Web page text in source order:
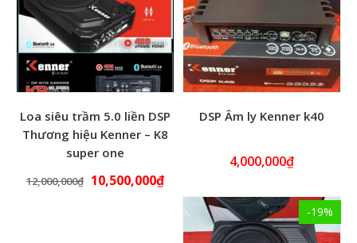
ý muốn, độ phân giải màn hình ô tô HD sắc nét với khả
năng chống chói và đặc biệt Kenner nghe hiểu và thực thi
theo từng khẩu lệnh một cách rất thông minh.
Loa siêu trầm 5.0 liền DSP
Thương hiệu Kenner – K8
super one
12,000,000₫ 10,500,000₫
DSP Âm ly Kenner k40
4,000,000₫
-19%